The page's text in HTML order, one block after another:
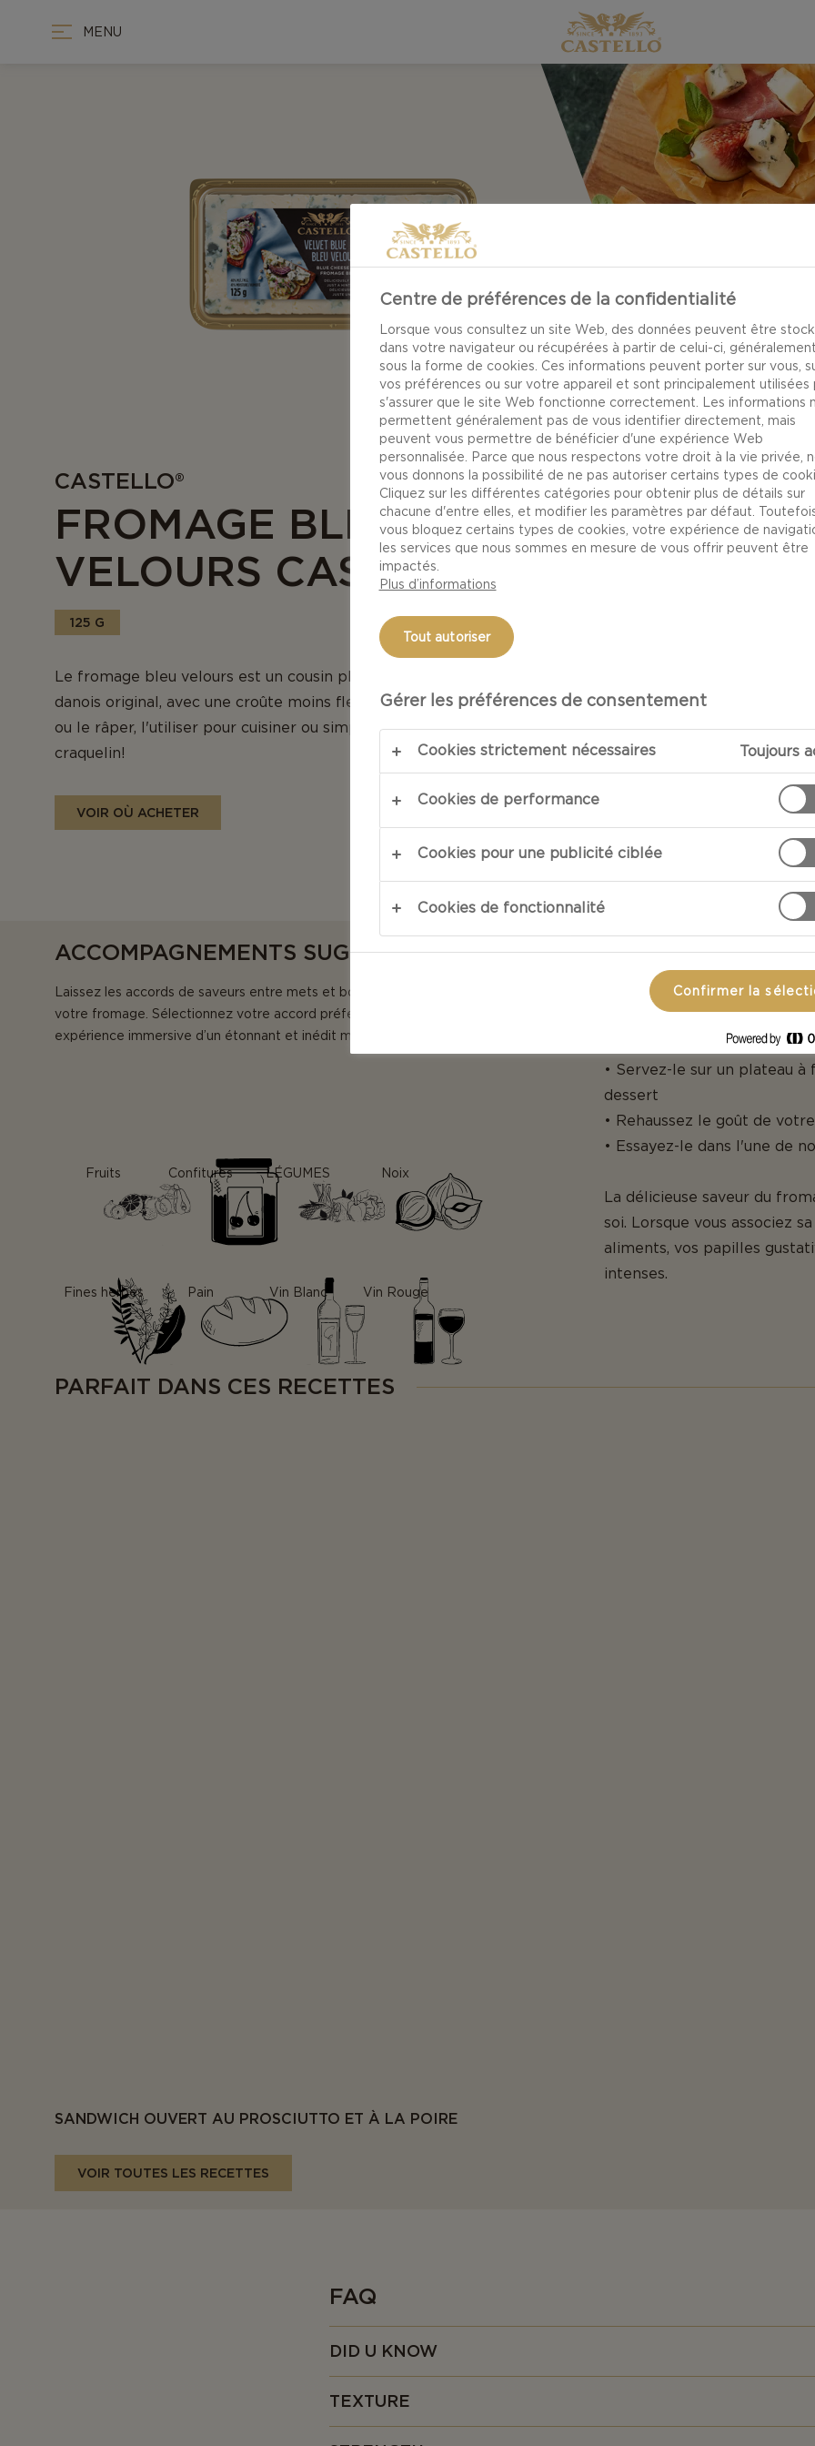
MENU
CASTELLO®
FROMAGE BLEU
VELOURS CASTELLO®
125 G
Le fromage bleu velours est un cousin plus doux et plus crémeux du bleu
danois original, avec une croûte moins fleurie. Vous pouvez donc l'émietter
ou le râper, l'utiliser pour cuisiner ou simplement le déguster sur un
craquelin!
VOIR OÙ ACHETER
ACCOMPAGNEMENTS SUGGÉRÉS
Laissez les accords de saveurs entre mets et boisson rehausser le goût de
votre fromage. Sélectionnez votre accord préféré pour vivre une
expérience immersive d’un étonnant et inédit mélange de saveurs.
Fruits Confitures LÉGUMES Noix
Fines herbes Pain Vin Blanc Vin Rouge
À TABLE!
• Tranchez-le et dégustez-
• Dégustez-le comme un
d'accompagnement
• Servez-le sur un plateau
dessert
• Rehaussez le goût de
• Essayez-le dans l'une de
La délicieuse saveur du
soi. Lorsque vous associez
aliments, vos papilles
intenses.
PARFAIT DANS CES RECETTES
SANDWICH OUVERT AU PROSCIUTTO ET À LA POIRE
VOIR TOUTES LES RECETTES
FAQ
DID U KNOW
• Ce fromage est spécialement conçu pour les personnes qui sont prêtes à
cours à leurs sensations, mais qui n'apprécient guère le goût très prononcé
TEXTURE
Centre de préférences de la confidentialité
Lorsque vous consultez un site Web, des données peuvent être
dans votre navigateur ou récupérées à partir de celui-ci, généralement
sous la forme de cookies. Ces informations peuvent porter sur vous,
vos préférences ou sur votre appareil et sont principalement utilisées
s'assurer que le site Web fonctionne correctement. Les informations
permettent généralement pas de vous identifier directement, mais
peuvent vous permettre de bénéficier d'une expérience Web
personnalisée. Parce que nous respectons votre droit à la vie privée,
vous donnons la possibilité de ne pas autoriser certains types de
Cliquez sur les différentes catégories pour obtenir plus de détails sur
chacune d'entre elles, et modifier les paramètres par défaut.
vous bloquez certains types de cookies, votre expérience de
les services que nous sommes en mesure de vous offrir peuvent être
impactés.
Plus d’informations
Tout autoriser
Gérer les préférences de consentement
Cookies strictement nécessaires Toujours
Cookies de performance
Cookies pour une publicité ciblée
Cookies de fonctionnalité
Confirmer la